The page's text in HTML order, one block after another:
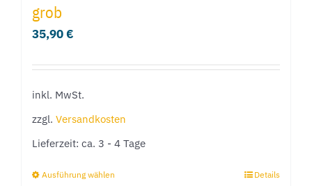
grob
35,90€
inkl. MwSt.
zzgl. Versandkosten
Lieferzeit: ca. 3 - 4 Tage
Ausführung wählen Details